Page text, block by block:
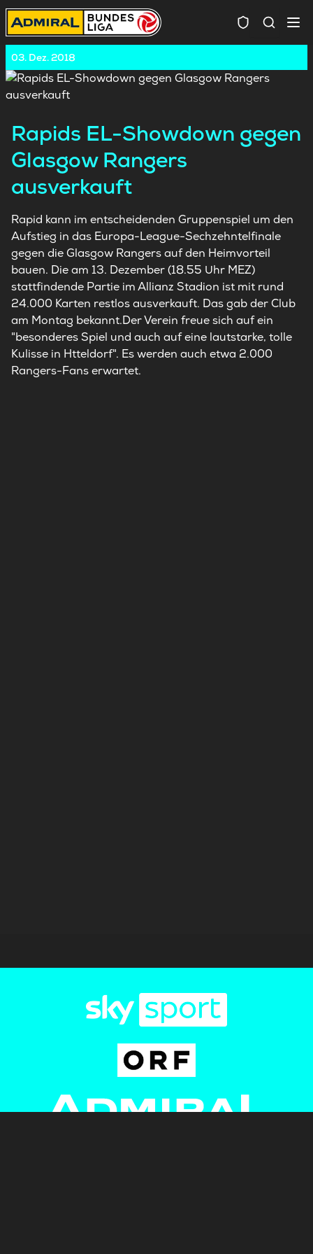
03. Dez. 2018
Rapids EL-Showdown gegen
Glasgow Rangers
ausverkauft
Rapid kann im entscheidenden Gruppenspiel um den
Aufstieg in das Europa-League-Sechzehntelfinale
gegen die Glasgow Rangers auf den Heimvorteil
bauen. Die am 13. Dezember (18.55 Uhr MEZ)
stattfindende Partie im Allianz Stadion ist mit rund
24.000 Karten restlos ausverkauft. Das gab der Club
am Montag bekannt.Der Verein freue sich auf ein
"besonderes Spiel und auch auf eine lautstarke, tolle
Kulisse in Htteldorf". Es werden auch etwa 2.000
Rangers-Fans erwartet.